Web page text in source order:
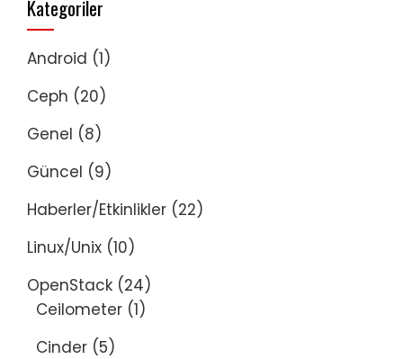
Kategoriler
Android (1)
Ceph (20)
Genel (8)
Güncel (9)
Haberler/Etkinlikler (22)
Linux/Unix (10)
OpenStack (24)
Ceilometer (1)
Cinder (5)